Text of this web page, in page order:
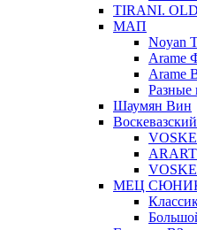
TIRANI.
МАП
Noyan
Arame
Arame
Разные
Шаумян Вин
МЕЦ